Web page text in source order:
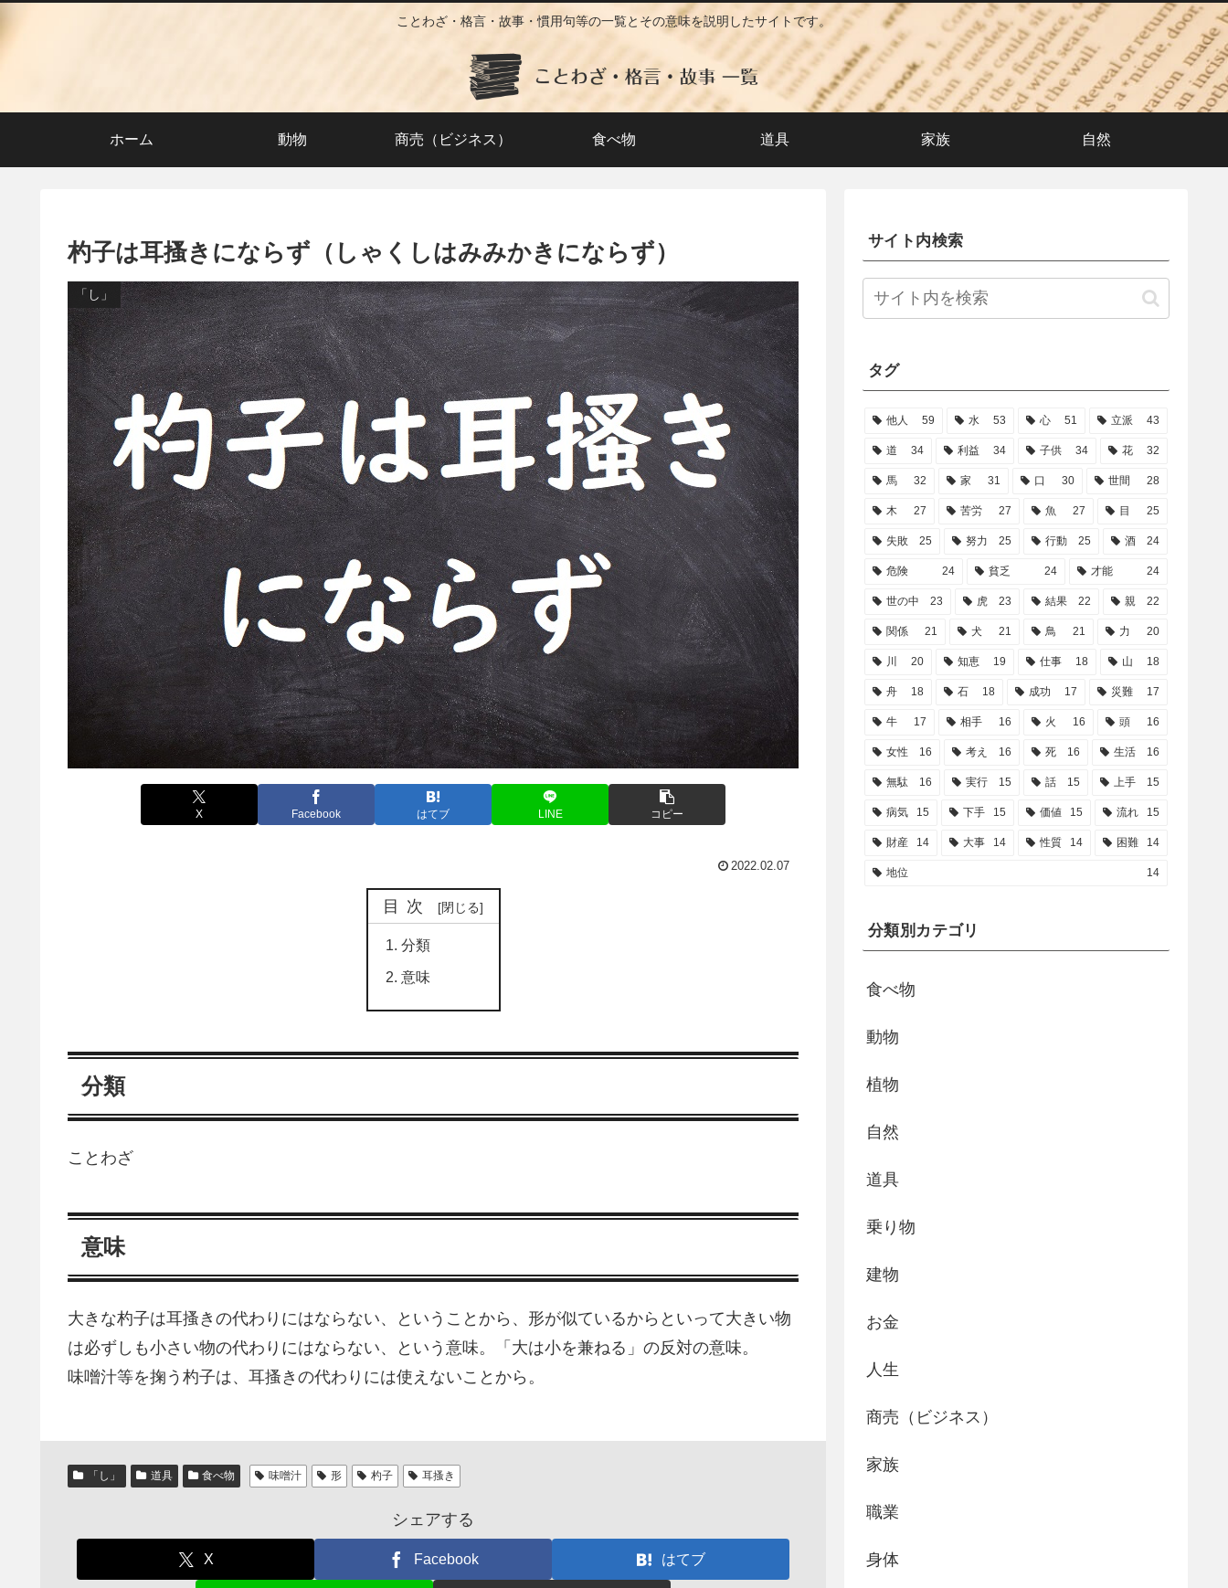
ことわざ・格言・故事・慣用句等の一覧とその意味を説明したサイトです。
ホーム 動物 商売（ビジネス） 食べ物 道具 家族 自然
杓子は耳搔きにならず（しゃくしはみみかきにならず）
「し」
X Facebook はてブ LINE コピー
2022.02.07
目次
分類
意味
分類
ことわざ
意味
大きな杓子は耳搔きの代わりにはならない、ということから、形が似ているからといって大きい物
は必ずしも小さい物の代わりにはならない、という意味。「大は小を兼ねる」の反対の意味。
味噌汁等を掬う杓子は、耳搔きの代わりには使えないことから。
「し」 道具 食べ物 味噌汁 形 杓子 耳搔き
シェアする
X Facebook はてブ
サイト内検索
タグ
他人 59 水 53 心 51 立派 43
道 34 利益 34 子供 34 花 32
馬 32 家 31 口 30 世間 28
木 27 苦労 27 魚 27 目 25
失敗 25 努力 25 行動 25 酒 24
危険 24 貧乏 24 才能 24
世の中 23 虎 23 結果 22 親 22
関係 21 犬 21 鳥 21 力 20
川 20 知恵 19 仕事 18 山 18
舟 18 石 18 成功 17 災難 17
牛 17 相手 16 火 16 頭 16
女性 16 考え 16 死 16 生活 16
無駄 16 実行 15 話 15 上手 15
病気 15 下手 15 価値 15 流れ 15
財産 14 大事 14 性質 14 困難 14
地位 14
分類別カテゴリ
食べ物
動物
植物
自然
道具
乗り物
建物
お金
人生
商売（ビジネス）
家族
職業
身体